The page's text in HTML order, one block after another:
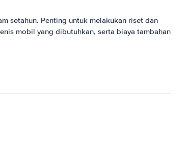
setahun. Penting untuk melakukan riset dan
mobil yang dibutuhkan, serta biaya tambahan